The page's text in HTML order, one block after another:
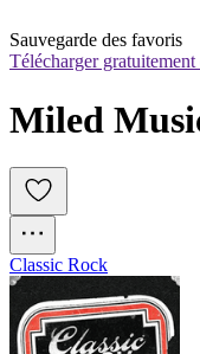
Sauvegarde des favoris
Télécharger
Miled
Classic Rock